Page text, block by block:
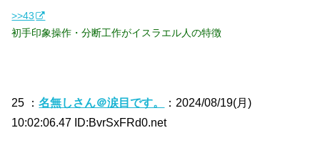
>>43
初手印象操作・分断工作がイスラエル人の特徴
25 ：名無しさん＠涙目です。
：2024/08/19(月)
10:02:06.47 ID:BvrSxFRd0.net